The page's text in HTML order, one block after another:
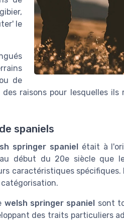
le
de
raisons pour lesquelles ils
spaniels
springer spaniel
était à
début du 20e siècle que
caractéristiques spécifiques.
welsh springer spaniel
sont
des traits particuliers